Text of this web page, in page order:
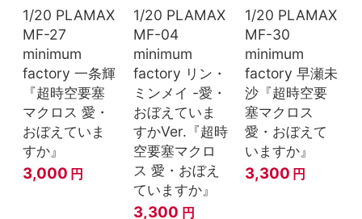
1/20 PLAMAX
MF-27
minimum
factory 一条輝
『超時空要塞
マクロス 愛・
おぼえていま
すか』
3,000 円
1/20 PLAMAX
MF-04
minimum
factory リン・
ミンメイ -愛・
おぼえていま
すかVer.『超時
空要塞マクロ
ス 愛・おぼえ
ていますか』
3,300 円
1/20 PLAMAX
MF-30
minimum
factory 早瀬未
沙『超時空要
塞マクロス
愛・おぼえて
いますか』
3,300 円